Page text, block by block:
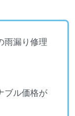
雨漏り修理
ブル価格が